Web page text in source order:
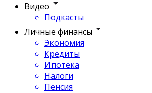
Видео
Подкасты
Личные финансы
Экономия
Кредиты
Ипотека
Налоги
Пенсия